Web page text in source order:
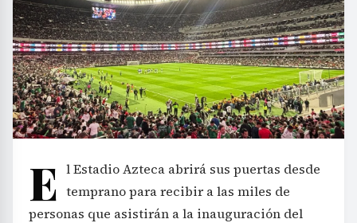
E l Estadio Azteca abrirá sus puertas desde
temprano para recibir a las miles de
personas que asistirán a la inauguración del